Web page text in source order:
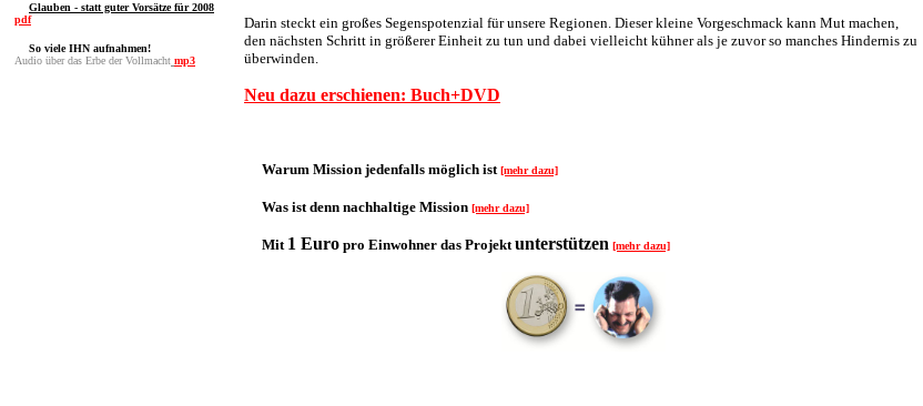
Glauben - statt guter Vorsätze für 2008
pdf
So viele IHN aufnahmen!
Audio über das Erbe der Vollmacht mp3
Darin steckt ein großes Segenspotenzial für unsere Regionen. Dieser kleine Vorgeschmack kann Mut machen,
den nächsten Schritt in größerer Einheit zu tun und dabei vielleicht kühner als je zuvor so manches Hindernis zu
überwinden.
Neu dazu erschienen: Buch+DVD
Warum Mission jedenfalls möglich ist[mehr dazu]
Was ist denn nachhaltige Mission [mehr dazu]
Mit 1 Euro pro Einwohner das Projektunterstützen [mehr dazu]